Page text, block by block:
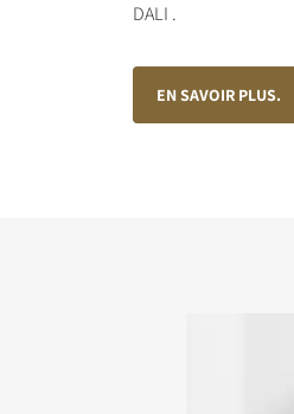
DALI .
EN SAVOIR PLUS.